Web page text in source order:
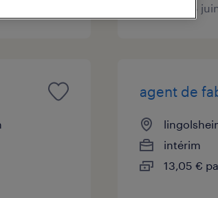
publié le 15
agent de
intérim
13,05 €